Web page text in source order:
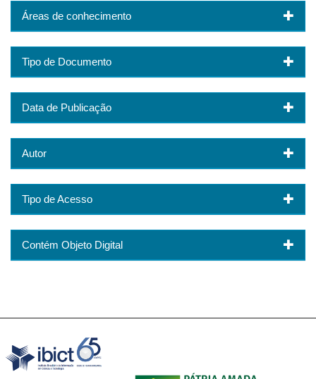
Áreas de conhecimento
Tipo de Documento
Data de Publicação
Autor
Tipo de Acesso
Contém Objeto Digital